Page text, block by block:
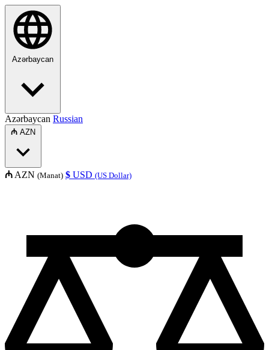
Azərbaycan
Azərbaycan Russian
₼ AZN
₼ AZN (Manat) $ USD (US Dollar)